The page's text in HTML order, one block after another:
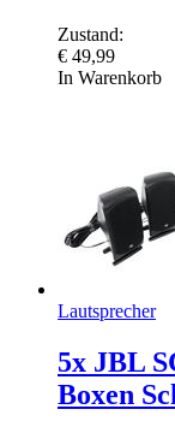
Zustand:
€ 49,99
In Warenkorb
Lautsprecher
5x JBL
Boxen